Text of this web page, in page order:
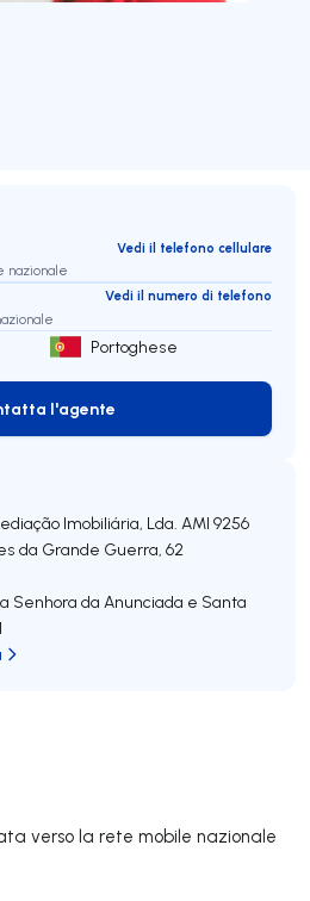
verso la rete mobile nazionale
Vedi il telefono cellulare
nazionale
Vedi il numero di telefono
Portoghese
Contatta l'agente
l'agente
Imobiliária, Lda. AMI 9256
da Grande Guerra, 62
Senhora da Anunciada e Santa